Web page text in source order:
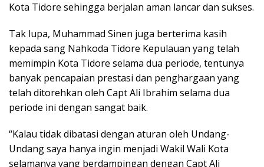
Kota Tidore sehingga berjalan aman lancar dan sukses.
Tak lupa, Muhammad Sinen juga berterima kasih
kepada sang Nahkoda Tidore Kepulauan yang telah
memimpin Kota Tidore selama dua periode, tentunya
banyak pencapaian prestasi dan penghargaan yang
telah ditorehkan oleh Capt Ali Ibrahim selama dua
periode ini dengan sangat baik.
“Kalau tidak dibatasi dengan aturan oleh Undang-
Undang saya hanya ingin menjadi Wakil Wali Kota
selamanya yang berdampingan dengan Capt Ali